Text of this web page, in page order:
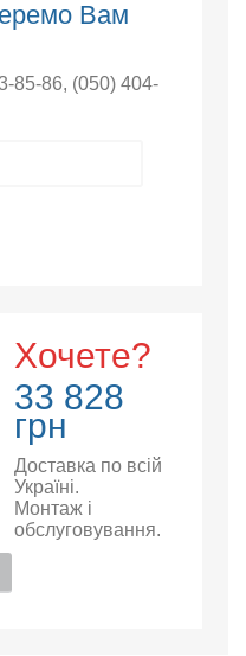
Вам
85-86, (050) 404-
Хочете?
33 828
грн
Доставка по всій
Україні.
Монтаж і
обслуговування.